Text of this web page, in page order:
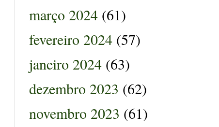
março 2024 (61)
fevereiro 2024 (57)
janeiro 2024 (63)
dezembro 2023 (62)
novembro 2023 (61)